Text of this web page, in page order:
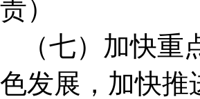
责）
（七）加快
色发展，加快推